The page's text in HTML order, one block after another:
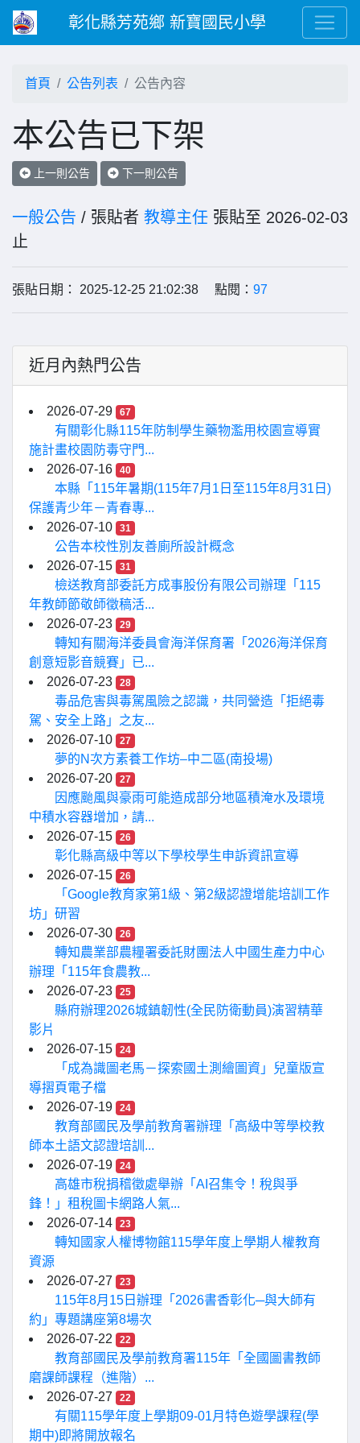
彰化縣芳苑鄉 新寶國民小學
首頁 公告列表 公告內容
本公告已下架
上一則公告 下一則公告
一般公告 / 張貼者 教導主任 張貼至 2026-02-03
止
張貼日期： 2025-12-25 21:02:38 點閱： 97
近月內熱門公告
2026-07-29 67
有關彰化縣115年防制學生藥物濫用校園宣導實
施計畫校園防毒守門...
2026-07-16
40
本縣「115年暑期(115年7月1日至115年8月31日)
保護青少年－青春專...
2026-07-10
31
公告本校性別友善廁所設計概念
2026-07-15
31
檢送教育部委託方成事股份有限公司辦理「115
年教師節敬師徵稿活...
2026-07-23
29
轉知有關海洋委員會海洋保育署「2026海洋保育
創意短影音競賽」已...
2026-07-23
28
毒品危害與毒駕風險之認識，共同營造「拒絕毒
駕、安全上路」之友...
2026-07-10
27
夢的N次方素養工作坊–中二區(南投場)
2026-07-20
27
因應颱風與豪雨可能造成部分地區積淹水及環境
中積水容器增加，請...
2026-07-15
26
彰化縣高級中等以下學校學生申訴資訊宣導
2026-07-15
26
「Google教育家第1級、第2級認證增能培訓工作
坊」研習
2026-07-30
26
轉知農業部農糧署委託財團法人中國生產力中心
辦理「115年食農教...
2026-07-23
25
縣府辦理2026城鎮韌性(全民防衛動員)演習精華
影片
2026-07-15
24
「成為識圖老馬－探索國土測繪圖資」兒童版宣
導摺頁電子檔
2026-07-19
24
教育部國民及學前教育署辦理「高級中等學校教
師本土語文認證培訓...
2026-07-19
24
高雄市稅捐稽徵處舉辦「AI召集令！稅與爭
鋒！」租稅圖卡網路人氣...
2026-07-14
23
轉知國家人權博物館115學年度上學期人權教育
資源
2026-07-27
23
115年8月15日辦理「2026書香彰化─與大師有
約」專題講座第8場次
2026-07-22
22
教育部國民及學前教育署115年「全國圖書教師
磨課師課程（進階）...
2026-07-27
22
有關115學年度上學期09-01月特色遊學課程(學
期中)即將開放報名